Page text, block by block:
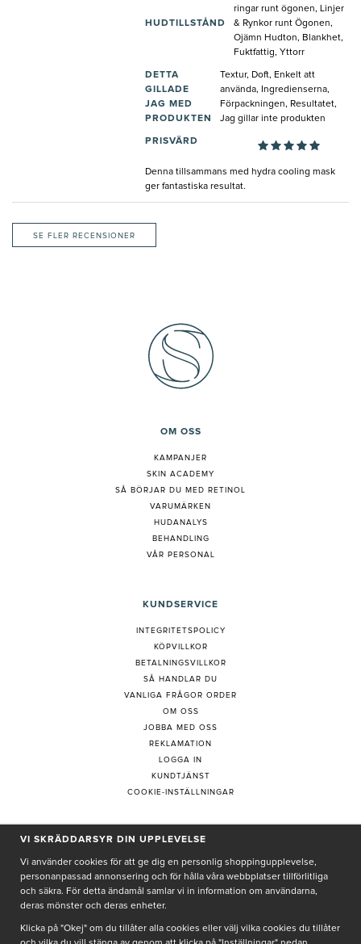
HUDTILLSTÅND
ringar runt ögonen, Linjer
& Rynkor runt Ögonen,
Ojämn Hudton, Blankhet,
Fuktfattig, Yttorr
DETTA
GILLADE
JAG MED
PRODUKTEN
Textur, Doft, Enkelt att
använda, Ingredienserna,
Förpackningen, Resultatet,
Jag gillar inte produkten
PRISVÄRD
Denna tillsammans med hydra cooling mask
ger fantastiska resultat.
SE FLER RECENSIONER
OM OSS
KAMPANJER
SKIN ACADEMY
SÅ BÖRJAR DU MED RETINOL
VARUMÄRKEN
HUDANALYS
BEHANDLING
VÅR PERSONAL
KUNDSERVICE
INTEGRITETSPOLICY
KÖPVILLKOR
BETALNINGSVILLKOR
SÅ HANDLAR DU
VANLIGA FRÅGOR ORDER
OM OSS
JOBBA MED OSS
REKLAMATION
LOGGA IN
KUNDTJÄNST
COOKIE-INSTÄLLNINGAR
PRENUMERERA PÅ NYHETSBREV
Genom att ge min e-post, accepterar jag Seth och Sally integritetspolicy
VI SKRÄDDARSYR DIN UPPLEVELSE
Vi använder cookies för att ge dig en personlig shoppingupplevelse,
personanpassad annonsering och för hålla våra webbplatser tillförlitliga
och säkra. För detta ändamål samlar vi in information om användarna,
deras mönster och deras enheter.
Klicka på "Okej" om du tillåter alla cookies eller välj vilka cookies du tillåter